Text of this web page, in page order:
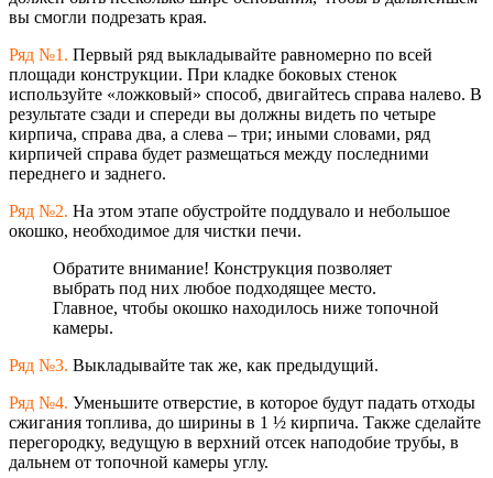
вы смогли подрезать края.
Ряд №1. Первый ряд выкладывайте равномерно по всей
площади конструкции. При кладке боковых стенок
используйте «ложковый» способ, двигайтесь справа налево. В
результате сзади и спереди вы должны видеть по четыре
кирпича, справа два, а слева – три; иными словами, ряд
кирпичей справа будет размещаться между последними
переднего и заднего.
Ряд №2. На этом этапе обустройте поддувало и небольшое
окошко, необходимое для чистки печи.
Обратите внимание! Конструкция позволяет
выбрать под них любое подходящее место.
Главное, чтобы окошко находилось ниже топочной
камеры.
Ряд №3. Выкладывайте так же, как предыдущий.
Ряд №4. Уменьшите отверстие, в которое будут падать отходы
сжигания топлива, до ширины в 1 ½ кирпича. Также сделайте
перегородку, ведущую в верхний отсек наподобие трубы, в
дальнем от топочной камеры углу.